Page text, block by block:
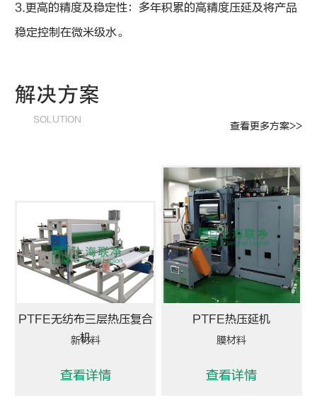
3.更高的精度及稳定性：多年积累的高精度压延及将产品
稳定控制在微米级水。
解决方案
SOLUTION
查看更多方案>>
PTFE无纺布三层热压复合
机
新材料
查看详情
PTFE热压延机
膜材料
查看详情